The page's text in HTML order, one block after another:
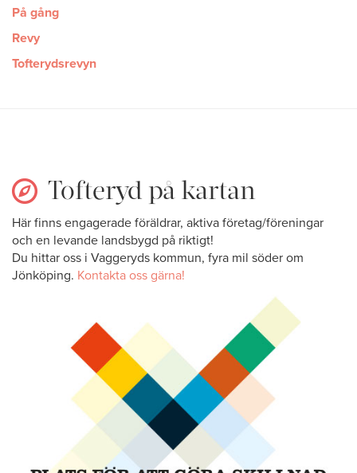
På gång
Revy
Tofterydsrevyn
Tofteryd på kartan
Här finns engagerade föräldrar, aktiva företag/föreningar
och en levande landsbygd på riktigt!
Du hittar oss i Vaggeryds kommun, fyra mil söder om
Jönköping. Kontakta oss gärna!